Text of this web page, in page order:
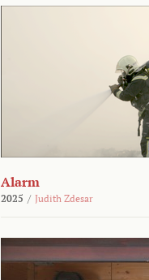
Alarm
2025 / Judith Zdesar